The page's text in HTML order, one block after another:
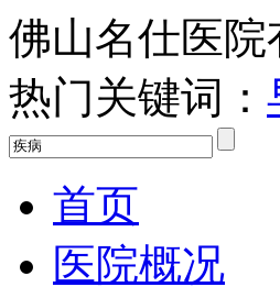
佛山名仕医院
热门关键词：
首页
医院概况